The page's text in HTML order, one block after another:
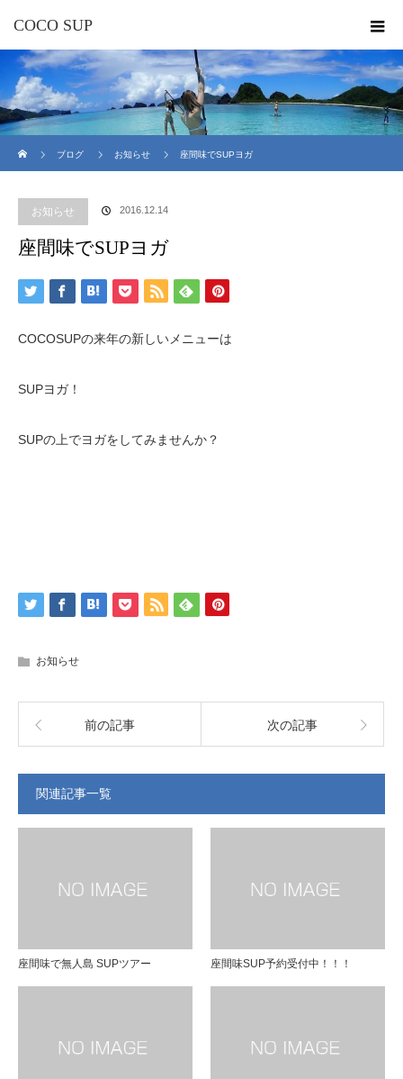
COCO SUP
ブログ
お知らせ 座間味でSUPヨガ
お知らせ 2016.12.14
座間味でSUPヨガ
COCOSUPの来年の新しいメニューは
SUPヨガ！
SUPの上でヨガをしてみませんか？
お知らせ
前の記事 次の記事
関連記事一覧
座間味で無人島 SUPツアー 座間味SUP予約受付中！！！